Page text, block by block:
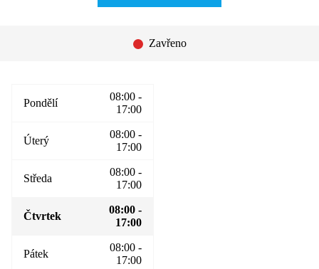
Zavřeno
Pondělí
08:00 -
17:00
Úterý
08:00 -
17:00
Středa
08:00 -
17:00
Čtvrtek
08:00 -
17:00
Pátek
08:00 -
17:00